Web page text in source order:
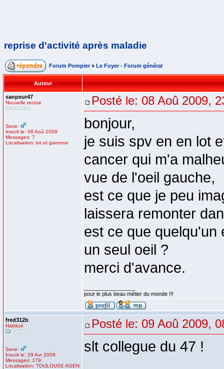
reprise d'activité après maladie
Forum Pompier » Le Foyer - Forum général
Auteur
sanpeur47
Nouvelle recrue
Sexe:
Inscrit le: 08 Aoû 2009
Messages: 7
Localisation: lot et garonne
Posté le: 08 Aoû 2009,
bonjour,
je suis spv en en lot
cancer qui m'a
vue de l'oeil gauche,
est ce que je peu
laissera remonter
est ce que quelqu'un
un seul oeil ?
merci d'avance.
pour le plus beau métier du monde !!!
fred312b
Habitué
Sexe:
Inscrit le: 29 Avr 2009
Messages: 179
Localisation: TOULOUSE AGEN
Posté le: 09 Aoû 2009,
slt collegue du 47 !